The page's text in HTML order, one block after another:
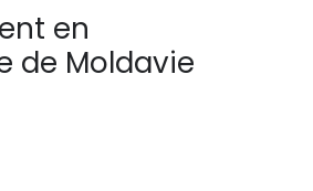
en
de Moldavie